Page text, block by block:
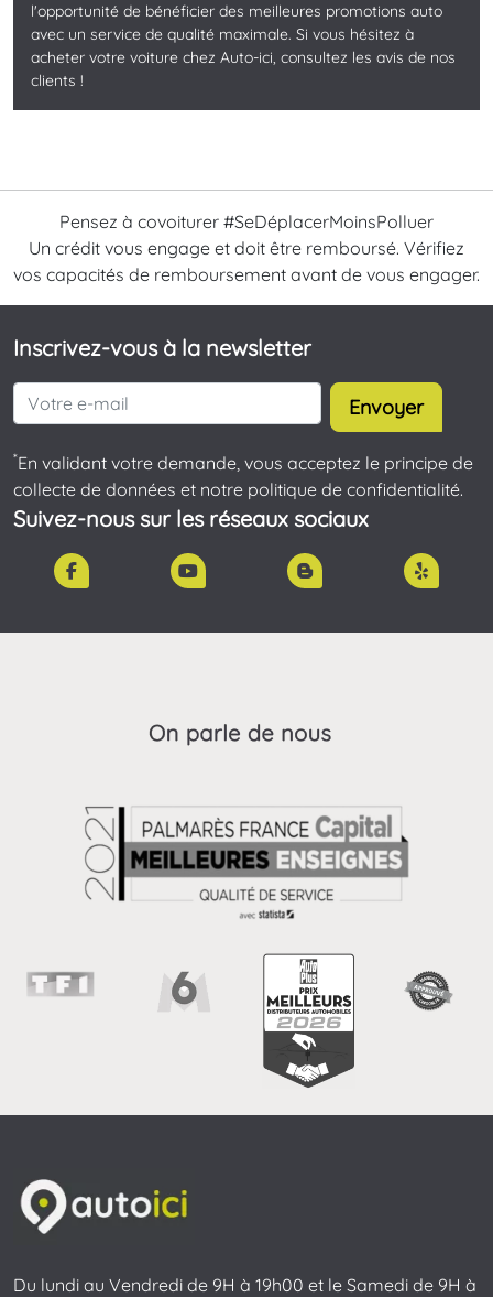
l'opportunité de bénéficier des meilleures promotions auto
avec un service de qualité maximale. Si vous hésitez à
acheter votre voiture chez Auto-ici, consultez les avis de nos
clients !
Pensez à covoiturer #SeDéplacerMoinsPolluer
Un crédit vous engage et doit être remboursé. Vérifiez
vos capacités de remboursement avant de vous engager.
Inscrivez-vous à la newsletter
Envoyer
*En validant votre demande, vous acceptez le principe de
collecte de données et notre politique de confidentialité.
Suivez-nous sur les réseaux sociaux
Du lundi au Vendredi de 9H à 19h00 et le Samedi de 9H à